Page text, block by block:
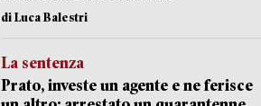
di Luca Balestri
La sentenza
Prato, investe un agente e ne ferisce